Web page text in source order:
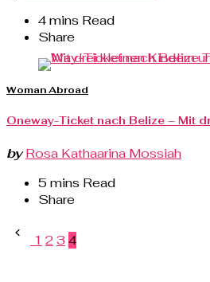
4 mins Read
Share
Woman Abroad
Oneway-Ticket nach Belize – Mit
by Rosa Kathaarina Mossiah
5 mins Read
Share
Posts
pagination
1 234